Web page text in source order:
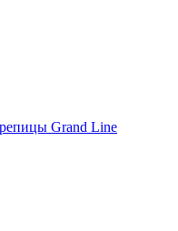
Grand Line